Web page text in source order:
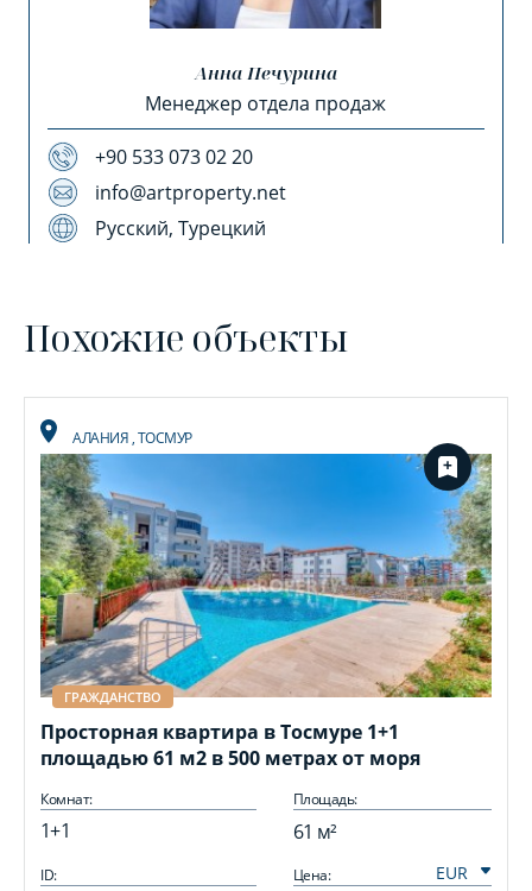
Анна Печурина
Менеджер отдела продаж
+90 533 073 02 20
info@artproperty.net
Русский, Турецкий
Похожие объекты
АЛАНИЯ,ТОСМУР
ГРАЖДАНСТВО
Просторная квартира в Тосмуре 1+1
площадью 61 м2 в 500 метрах от моря
Комнат:
1+1
Площадь:
61 м²
ID: Цена: